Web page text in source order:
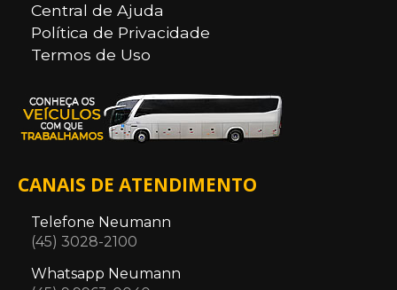
Central de Ajuda
Política de Privacidade
Termos de Uso
CANAIS DE ATENDIMENTO
Telefone Neumann
(45) 3028-2100
Whatsapp Neumann